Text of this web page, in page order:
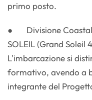
primo posto.
● Divisione Coastal
SOLEIL (Grand Soleil
L'imbarcazione si
formativo, avendo a
integrante del